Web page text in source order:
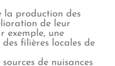
la production des
de leur
exemple, une
filières locales de
de nuisances